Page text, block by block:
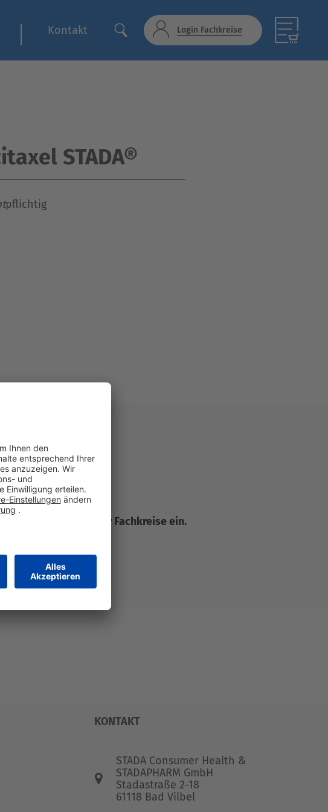
Kontakt Login Fachkreise
STADA®
pflichtig
auf unserer Seite für Fachkreise ein.
KONTAKT
STADA Consumer Health &
STADAPHARM GmbH
Stadastraße 2-18
61118 Bad Vilbel